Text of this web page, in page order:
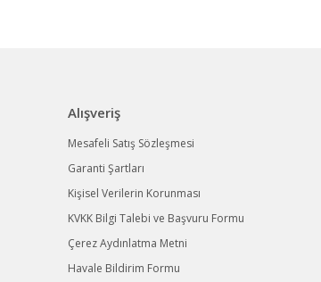
Alışveriş
Mesafeli Satış Sözleşmesi
Garanti Şartları
Kişisel Verilerin Korunması
KVKK Bilgi Talebi ve Başvuru Formu
Çerez Aydınlatma Metni
Havale Bildirim Formu